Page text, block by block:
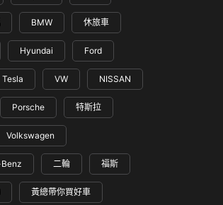
BMW 休旅車
Hyundai Ford
Tesla VW NISSAN
Porsche 特斯拉
Volkswagen
二輪 福斯
黃總帶你買好車